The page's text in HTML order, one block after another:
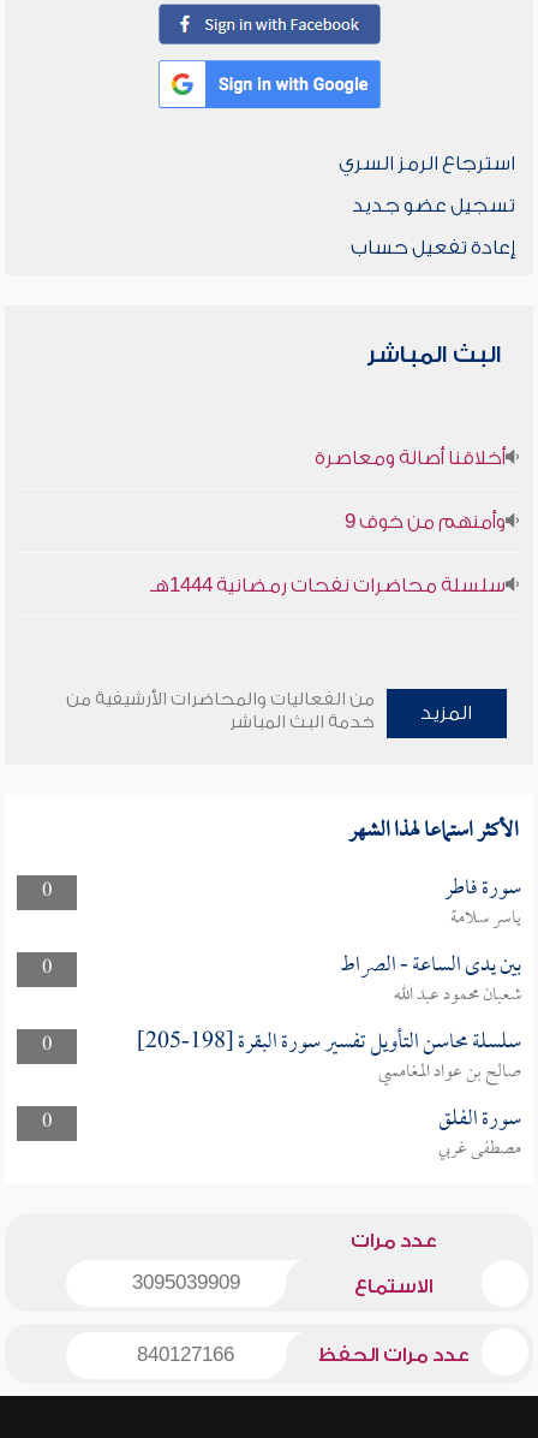
استرجاع الرمز السري
تسجيل عضو جديد
إعادة تفعيل حساب
البث المباشر
أخلاقنا أصالة ومعاصرة
وأمنهم من خوف 9
سلسلة محاضرات نفحات رمضانية 1444هـ
المزيد
من الفعاليات والمحاضرات الأرشيفية من
خدمة البث المباشر
الأكثر استماعا لهذا الشهر
0 سورة فاطر
ياسر سلامة
0
بين يدى الساعة - الصراط
شعبان محمود عبد الله
0
سلسلة محاسن التأويل تفسير سورة البقرة [198-205]
صالح بن عواد المغامسي
0
سورة الفلق
مصطفى غربي
عدد مرات
الاستماع 3095039909
عدد مرات الحفظ 840127166